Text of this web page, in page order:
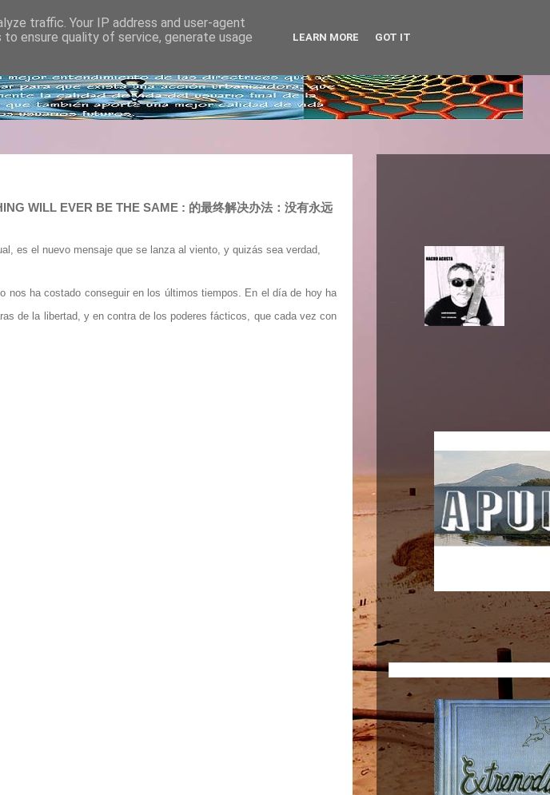
WILL EVER BE THE SAME : 的最终解决办法：没有永远
es el nuevo mensaje que se lanza al viento, y quizás sea verdad,
nos ha costado conseguir en los últimos tiempos. En el día de hoy ha
de la libertad, y en contra de los poderes fácticos, que cada vez con
traffic. Your IP address and user-agent
ensure quality of service, generate usage
LEARN MORE GOT IT